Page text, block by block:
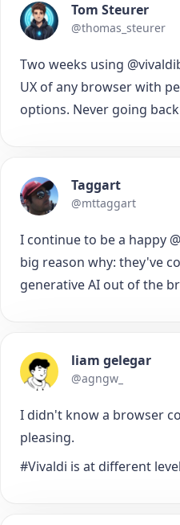
Tom Steurer
@thomas_steurer
Two weeks using
UX of any browser with
options. Never going
Taggart
@mttaggart
I continue to be a happy
big reason why: they've
generative AI out of the
liam gelegar
@agngw_
I didn't know a browser
pleasing.
#Vivaldi is at different